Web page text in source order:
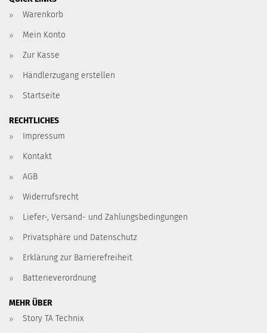
Warenkorb
Mein Konto
Zur Kasse
Händlerzugang erstellen
Startseite
RECHTLICHES
Impressum
Kontakt
AGB
Widerrufsrecht
Liefer-, Versand- und Zahlungsbedingungen
Privatsphäre und Datenschutz
Erklärung zur Barrierefreiheit
Batterieverordnung
MEHR ÜBER
Story TA Technix